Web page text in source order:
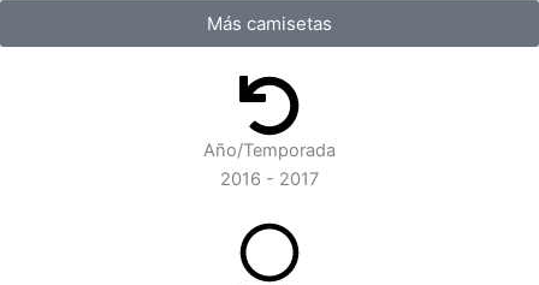
Más camisetas
Año/Temporada
2016 - 2017